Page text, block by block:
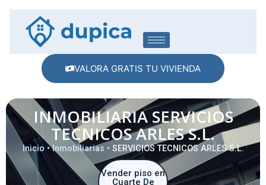
VALORA GRATIS TU VIVIENDA
INMOBILIARIA SERVICIOS
TECNICOS ARLES S.L.
Inicio •Inmobiliarias • SERVICIOS TECNICOS ARLES S.L.
Vender piso en
Cuarte De